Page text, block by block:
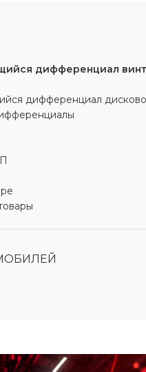
дифференциал
дифференциал